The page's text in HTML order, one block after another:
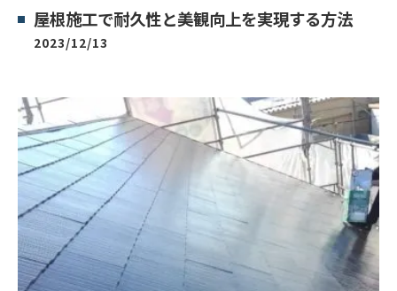
屋根施工で耐久性と美観向上を実現する方法
2023/12/13